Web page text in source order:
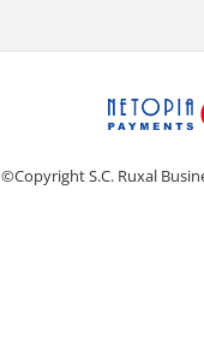
©Copyright S.C. Ruxal